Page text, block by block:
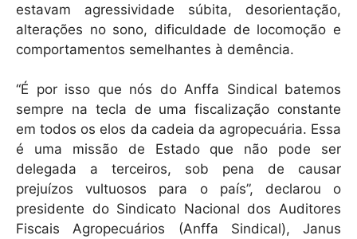
estavam agressividade súbita, desorientação,
alterações no sono, dificuldade de locomoção e
comportamentos semelhantes à demência.
“É por isso que nós do Anffa Sindical batemos
sempre na tecla de uma fiscalização constante
em todos os elos da cadeia da agropecuária. Essa
é uma missão de Estado que não pode ser
delegada a terceiros, sob pena de causar
prejuízos vultuosos para o país”, declarou o
presidente do Sindicato Nacional dos Auditores
Fiscais Agropecuários (Anffa Sindical), Janus